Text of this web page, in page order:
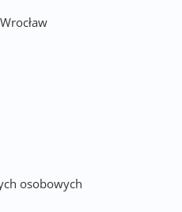
osobowych